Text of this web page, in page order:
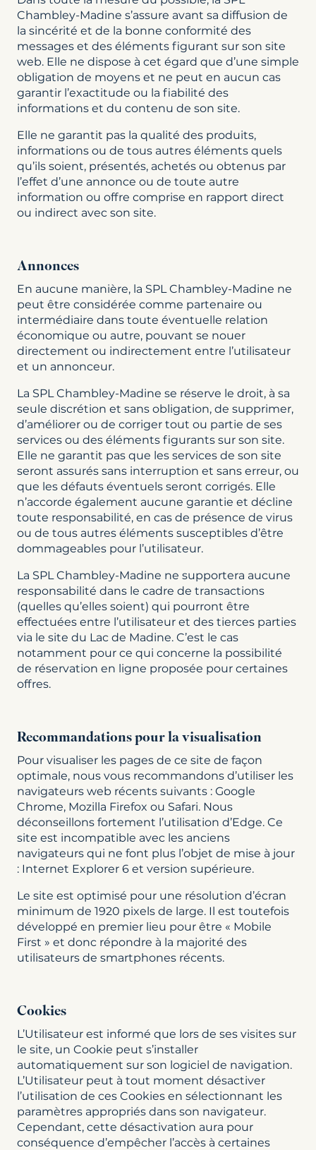
Chambley-Madine s’assure avant sa diffusion de
la sincérité et de la bonne conformité des
messages et des éléments figurant sur son site
web. Elle ne dispose à cet égard que d’une simple
obligation de moyens et ne peut en aucun cas
garantir l’exactitude ou la fiabilité des
informations et du contenu de son site.
Elle ne garantit pas la qualité des produits,
informations ou de tous autres éléments quels
qu’ils soient, présentés, achetés ou obtenus par
l’effet d’une annonce ou de toute autre
information ou offre comprise en rapport direct
ou indirect avec son site.
Annonces
En aucune manière, la SPL Chambley-Madine ne
peut être considérée comme partenaire ou
intermédiaire dans toute éventuelle relation
économique ou autre, pouvant se nouer
directement ou indirectement entre l’utilisateur
et un annonceur.
La SPL Chambley-Madine se réserve le droit, à sa
seule discrétion et sans obligation, de supprimer,
d’améliorer ou de corriger tout ou partie de ses
services ou des éléments figurants sur son site.
Elle ne garantit pas que les services de son site
seront assurés sans interruption et sans erreur, ou
que les défauts éventuels seront corrigés. Elle
n’accorde également aucune garantie et décline
toute responsabilité, en cas de présence de virus
ou de tous autres éléments susceptibles d’être
dommageables pour l’utilisateur.
La SPL Chambley-Madine ne supportera aucune
responsabilité dans le cadre de transactions
(quelles qu’elles soient) qui pourront être
effectuées entre l’utilisateur et des tierces parties
via le site du Lac de Madine. C’est le cas
notamment pour ce qui concerne la possibilité
de réservation en ligne proposée pour certaines
offres.
Recommandations pour la visualisation
Pour visualiser les pages de ce site de façon
optimale, nous vous recommandons d’utiliser les
navigateurs web récents suivants : Google
Chrome, Mozilla Firefox ou Safari. Nous
déconseillons fortement l’utilisation d’Edge. Ce
site est incompatible avec les anciens
navigateurs qui ne font plus l’objet de mise à jour
: Internet Explorer 6 et version supérieure.
Le site est optimisé pour une résolution d’écran
minimum de 1920 pixels de large. Il est toutefois
développé en premier lieu pour être « Mobile
First » et donc répondre à la majorité des
utilisateurs de smartphones récents.
Cookies
L’Utilisateur est informé que lors de ses visites sur
le site, un Cookie peut s’installer
automatiquement sur son logiciel de navigation.
L’Utilisateur peut à tout moment désactiver
l’utilisation de ces Cookies en sélectionnant les
paramètres appropriés dans son navigateur.
Cependant, cette désactivation aura pour
conséquence d’empêcher l’accès à certaines